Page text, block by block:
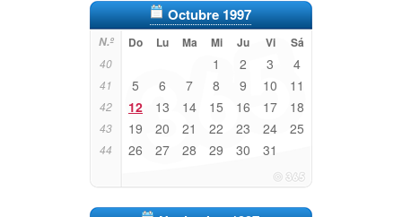
Octubre 1997
N.º Do Lu Ma Mi Ju Vi Sá
40 1 2 3 4
41 5 6 7 8 9 10 11
42 12 13 14 15 16 17 18
43 19 20 21 22 23 24 25
44 26 27 28 29 30 31